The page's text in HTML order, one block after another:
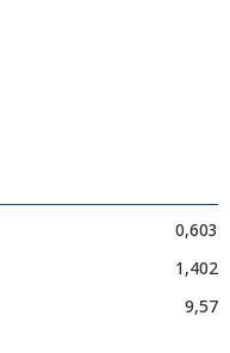
0,603
1,402
9,57